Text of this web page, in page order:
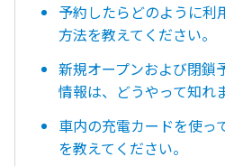
予約したらどのように利
方法を教えてください。
新規オープンおよび閉鎖
情報は、どうやって知れ
車内の充電カードを使っ
を教えてください。